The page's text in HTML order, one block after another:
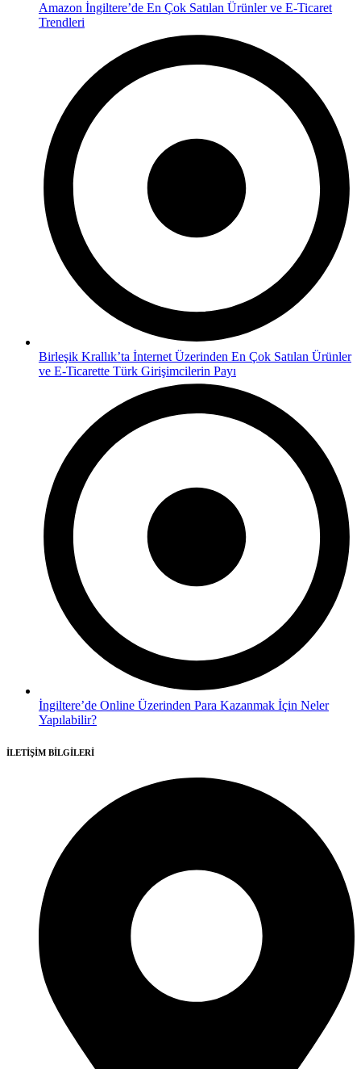
Amazon İngiltere’de En Çok Satılan Ürünler ve E-Ticaret
Trendleri
Birleşik Krallık’ta İnternet Üzerinden En Çok Satılan Ürünler
ve E-Ticarette Türk Girişimcilerin Payı
İngiltere’de Online Üzerinden Para Kazanmak İçin Neler
Yapılabilir?
İLETİŞİM BİLGİLERİ